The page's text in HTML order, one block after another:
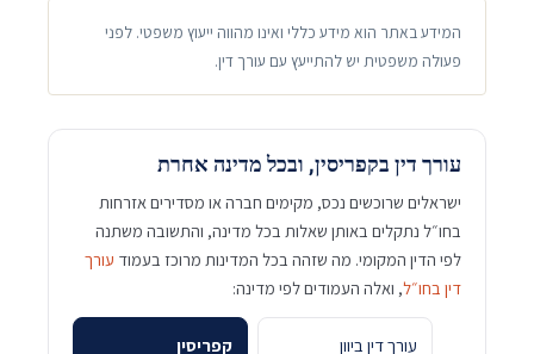
המידע באתר הוא מידע כללי ואינו מהווה ייעוץ משפטי. לפני
פעולה משפטית יש להתייעץ עם עורך דין.
עורך דין בקפריסין, ובכל מדינה אחרת
ישראלים שרוכשים נכס, מקימים חברה או מסדירים אזרחות
בחו״ל נתקלים באותן שאלות בכל מדינה, והתשובה משתנה
לפי הדין המקומי. מה שזהה בכל המדינות מרוכז בעמוד עורך
דין בחו״ל, ואלה העמודים לפי מדינה:
עורך דין ביוון קפריסין